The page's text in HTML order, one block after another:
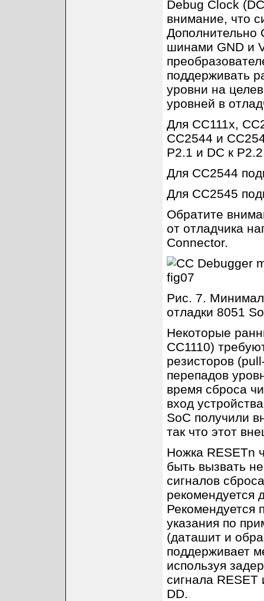
Debug Clock
внимание, что
Дополнительно
шинами GND и
поддерживать
уровни на
уровней в
Для CC111x,
CC2544 и
P2.1 и DC к
Для CC2544
Для CC2545
Обратите
от отладчика
Connector.
Рис. 7.
отладки 8051
Некоторые
CC1110)
резисторов
перепадов
время сброса
вход
SoC получили
так что этот
Ножка RESETn
быть вызвать
сигналов
рекомендуется
Рекомендуется
указания по
(даташит и
поддерживает
используя
сигнала RESET
DD.